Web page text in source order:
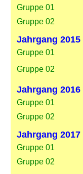
Gruppe 01
Gruppe 02
Jahrgang 2015
Gruppe 01
Gruppe 02
Jahrgang 2016
Gruppe 01
Gruppe 02
Jahrgang 2017
Gruppe 01
Gruppe 02